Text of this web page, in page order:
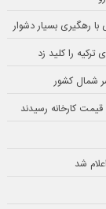
شمال کشور
قیمت کارخانه رسیدند